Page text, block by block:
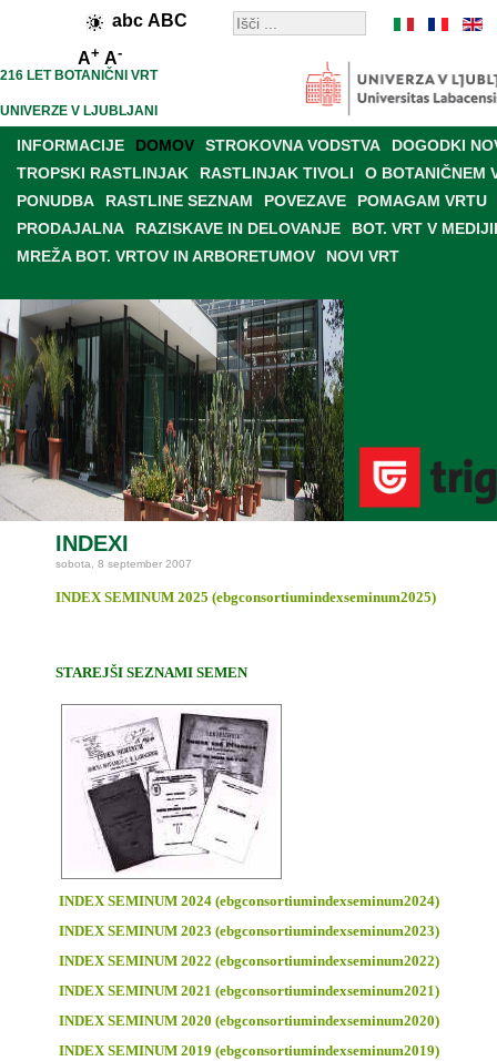
abc ABC
A+ A-
216 LET BOTANIČNI VRT
UNIVERZE V LJUBLJANI
INFORMACIJE DOMOV STROKOVNA VODSTVA
DOGODKI
TROPSKI RASTLINJAK
RASTLINJAK TIVOLI
O BOTANIČNEM
PONUDBA
RASTLINE SEZNAM POVEZAVE
POMAGAM VRTU
PRODAJALNA
RAZISKAVE IN DELOVANJE
BOT. VRT V
MREŽA BOT. VRTOV IN ARBORETUMOV
NOVI VRT
INDEXI
sobota, 8 september 2007
INDEX SEMINUM 2025 (ebgconsortiumindexseminum2025)
STAREJŠI SEZNAMI SEMEN
INDEX SEMINUM 2024 (ebgconsortiumindexseminum2024)
INDEX SEMINUM 2023 (ebgconsortiumindexseminum2023)
INDEX SEMINUM 2022 (ebgconsortiumindexseminum2022)
INDEX SEMINUM 2021 (ebgconsortiumindexseminum2021)
INDEX SEMINUM 2020 (ebgconsortiumindexseminum2020)
INDEX SEMINUM 2019 (ebgconsortiumindexseminum2019)